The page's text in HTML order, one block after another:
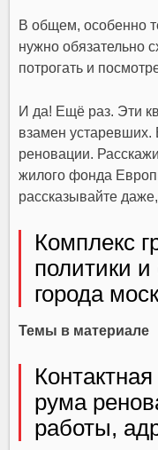
В общем, особенно
нужно обязательно
потрогать и
И да! Ещё раз. Эти
взамен устаревших.
реновации.
жилого фонда
рассказывайте
Комплекс
политики и
города
Темы в материале
рума
работы,